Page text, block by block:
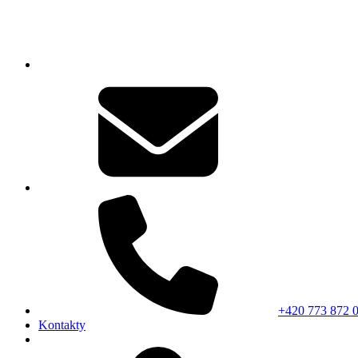
+420 773 872
Kontakty